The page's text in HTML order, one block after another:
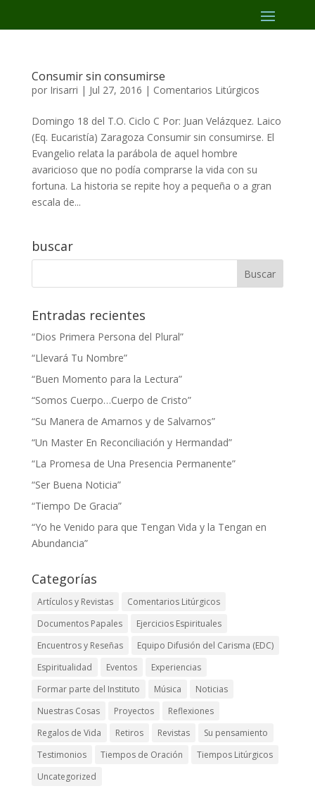
Consumir sin consumirse
por Irisarri | Jul 27, 2016 | Comentarios Litúrgicos
Domingo 18 del T.O. Ciclo C Por: Juan Velázquez. Laico
(Eq. Eucaristía) Zaragoza Consumir sin consumirse. El
Evangelio relata la parábola de aquel hombre
avaricioso que no podía comprarse la vida con su
fortuna. La historia se repite hoy a pequeña o a gran
escala de...
buscar
Entradas recientes
“Dios Primera Persona del Plural”
“Llevará Tu Nombre”
“Buen Momento para la Lectura”
“Somos Cuerpo…Cuerpo de Cristo”
“Su Manera de Amarnos y de Salvarnos”
“Un Master En Reconciliación y Hermandad”
“La Promesa de Una Presencia Permanente”
“Ser Buena Noticia”
“Tiempo De Gracia”
“Yo he Venido para que Tengan Vida y la Tengan en
Abundancia”
Categorías
Artículos y Revistas
Comentarios Litúrgicos
Documentos Papales
Ejercicios Espirituales
Encuentros y Reseñas
Equipo Difusión del Carisma (EDC)
Espiritualidad
Eventos
Experiencias
Formar parte del Instituto
Música
Noticias
Nuestras Cosas
Proyectos
Reflexiones
Regalos de Vida
Retiros Revistas
Su pensamiento
Testimonios
Tiempos de Oración
Tiempos Litúrgicos
Uncategorized